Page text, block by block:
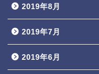
2019年8月
2019年7月
2019年6月